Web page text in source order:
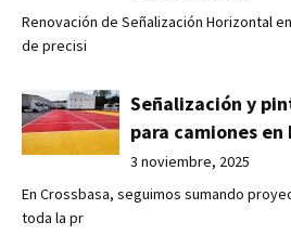
Renovación de Señalización Horizontal
de precisi
Señalización y
para camiones en
3 noviembre, 2025
En Crossbasa, seguimos sumando
toda la pr